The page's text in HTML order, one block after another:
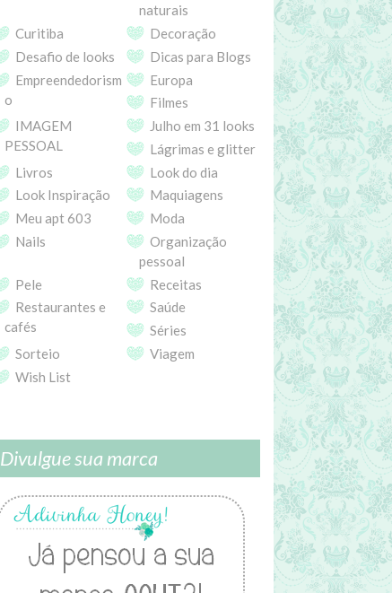
naturais
Curitiba
Decoração
Desafio de looks
Dicas para Blogs
Empreendedorism
o
Europa
Filmes
IMAGEM
PESSOAL
Julho em 31 looks
Lágrimas e glitter
Livros
Look do dia
Look Inspiração
Maquiagens
Meu apt 603
Moda
Nails
Organização
pessoal
Pele
Receitas
Restaurantes e
cafés
Saúde
Séries
Sorteio
Viagem
Wish List
Divulgue sua marca